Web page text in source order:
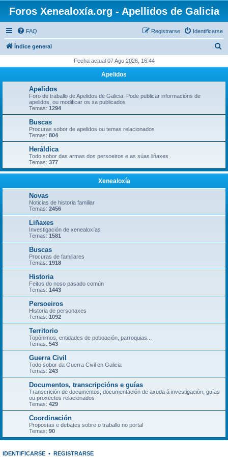
Foros Xenealoxía.org - Apellidos de Galicia
FAQ Identificarse
Registrarse
Índice general
c
Fecha actual 07 Ago 2026, 16:44
Apelidos
Apelidos
Foro de traballo de Apelidos de Galicia. Pode publicar informacións de
apelidos, ou modificar os xa publicados
Temas: 1294
Buscas
Procuras sobor de apelidos ou temas relacionados
Temas: 804
Heráldica
Todo sobor das armas dos persoeiros e as súas liñaxes
Temas: 377
Xenealoxía
Novas
Noticias de historia familiar
Temas: 2456
Liñaxes
Investigación de xenealoxías
Temas: 1581
Buscas
Procuras de familiares
Temas: 1918
Historia
Feitos do noso pasado común
Temas: 1443
Persoeiros
Historia de personaxes
Temas: 1092
Territorio
Topónimos, entidades de poboación, parroquias...
Temas: 543
Guerra Civil
Todo sobor da Guerra Civil en Galicia
Temas: 243
Documentos, transcripcións e guías
Transcrición de documentos, documentación de axuda á investigación, guías
ou proxectos relacionados
Temas: 429
Coordinación
Propostas e debates sobre o traballo no portal
Temas: 90
IDENTIFICARSE • REGISTRARSE